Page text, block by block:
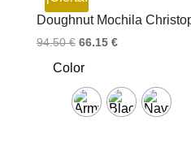
Doughnut Mochila
94.50€ El
era:
94.50 €.
66.15 €El
es:
66.15 €.
Color